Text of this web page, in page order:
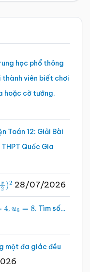
học phổ thông
thành viên biết chơi
hoặc cờ tướng.
Toán 12: Giải Bài
Quốc Gia
)2 28/07/2026
, u6 =8 . Tìm số…
một đa giác đều